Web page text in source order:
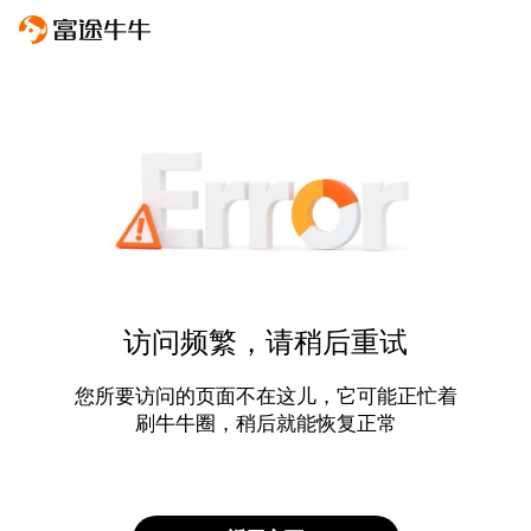
访问频繁，请稍后重试
您所要访问的页面不在这儿，它可能正忙着
刷牛牛圈，稍后就能恢复正常